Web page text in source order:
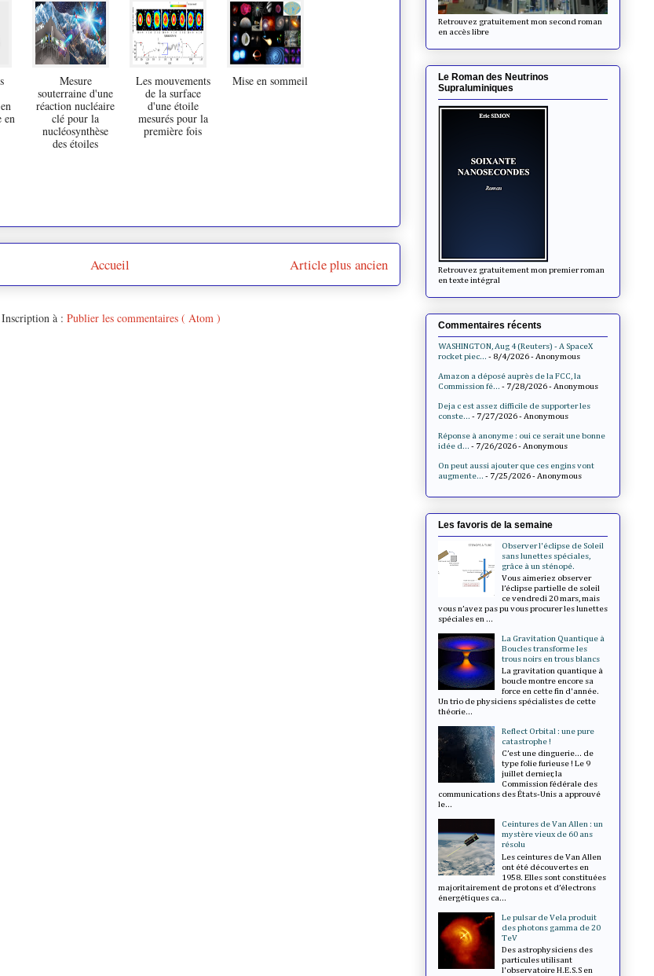
en
Mesure
souterraine d'une
réaction nucléaire
clé pour la
nucléosynthèse
des étoiles
Les mouvements
de la surface
d'une étoile
mesurés pour la
première fois
Mise en sommeil
Article plus ancien
Accueil
Inscription à : Publier les commentaires ( Atom )
Retrouvez gratuitement mon second roman
en accès libre
Le Roman des Neutrinos
Supraluminiques
Retrouvez gratuitement mon premier roman
en texte intégral
Commentaires récents
WASHINGTON, Aug 4 (Reuters) - A SpaceX
rocket piec... - 8/4/2026- Anonymous
Amazon a déposé auprès de la FCC, la
Commission fé... - 7/28/2026- Anonymous
Deja c est assez difficile de supporter les
conste... - 7/27/2026- Anonymous
Réponse à anonyme : oui ce serait une bonne
idée d... - 7/26/2026- Anonymous
On peut aussi ajouter que ces engins vont
augmente... - 7/25/2026- Anonymous
Les favoris de la semaine
Observer l'éclipse de Soleil
sans lunettes spéciales,
grâce à un sténopé.
Vous aimeriez observer
l’éclipse partielle de soleil
ce vendredi 20 mars, mais
vous n’avez pas pu vous procurer les lunettes
spéciales en ...
La Gravitation Quantique à
Boucles transforme les
trous noirs en trous blancs
La gravitation quantique à
boucle montre encore sa
force en cette fin d'année.
Un trio de physiciens spécialistes de cette
théorie...
Reflect Orbital : une pure
catastrophe !
C’est une dinguerie... de
type folie furieuse ! Le 9
juillet dernier, la
Commission fédérale des
communications des États-Unis a approuvé
le...
Ceintures de Van Allen : un
mystère vieux de 60 ans
résolu
Les ceintures de Van Allen
ont été découvertes en
1958. Elles sont constituées
majoritairement de protons et d’électrons
énergétiques ca...
Le pulsar de Vela produit
des photons gamma de 20
TeV
Des astrophysiciens des
particules utilisant
l'observatoire H.E.S.S en